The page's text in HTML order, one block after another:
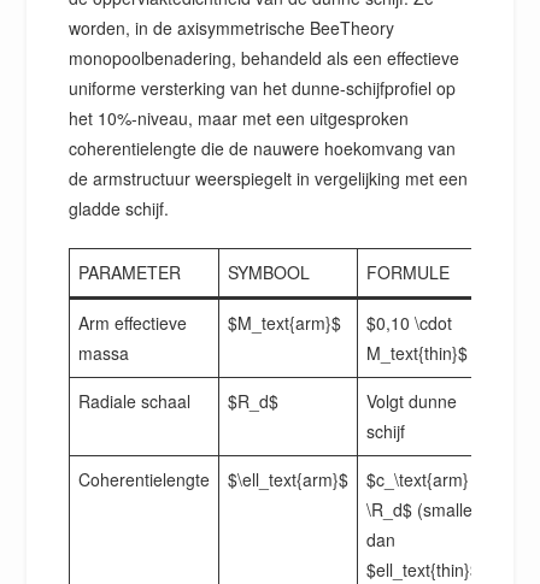
worden, in de axisymmetrische BeeTheory
monopoolbenadering, behandeld als een effectieve
uniforme versterking van het dunne-schijfprofiel op
het 10%-niveau, maar met een uitgesproken
coherentielengte die de nauwere hoekomvang van
de armstructuur weerspiegelt in vergelijking met een
gladde schijf.
PARAMETER SYMBOOL FORMULE
Arm effectieve
massa
$M_text{arm}$
$0,10 \cdot
M_text{thin}$
Radiale schaal
$R_d$
Volgt dunne
schijf
Coherentielengte
$\ell_text{arm}$
$c_\text{arm}
\R_d$ (smaller
dan
$ell_text{thin}$)